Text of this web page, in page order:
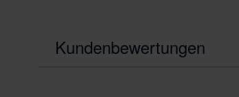
Kundenbewertungen